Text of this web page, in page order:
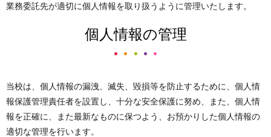
業務委託先が適切に個人情報を取り扱うように管理いたします。
個人情報の管理
当校は、個人情報の漏洩、滅失、毀損等を防止するために、個人情
報保護管理責任者を設置し、十分な安全保護に努め、また、個人情
報を正確に、また最新なものに保つよう、お預かりした個人情報の
適切な管理を行います。